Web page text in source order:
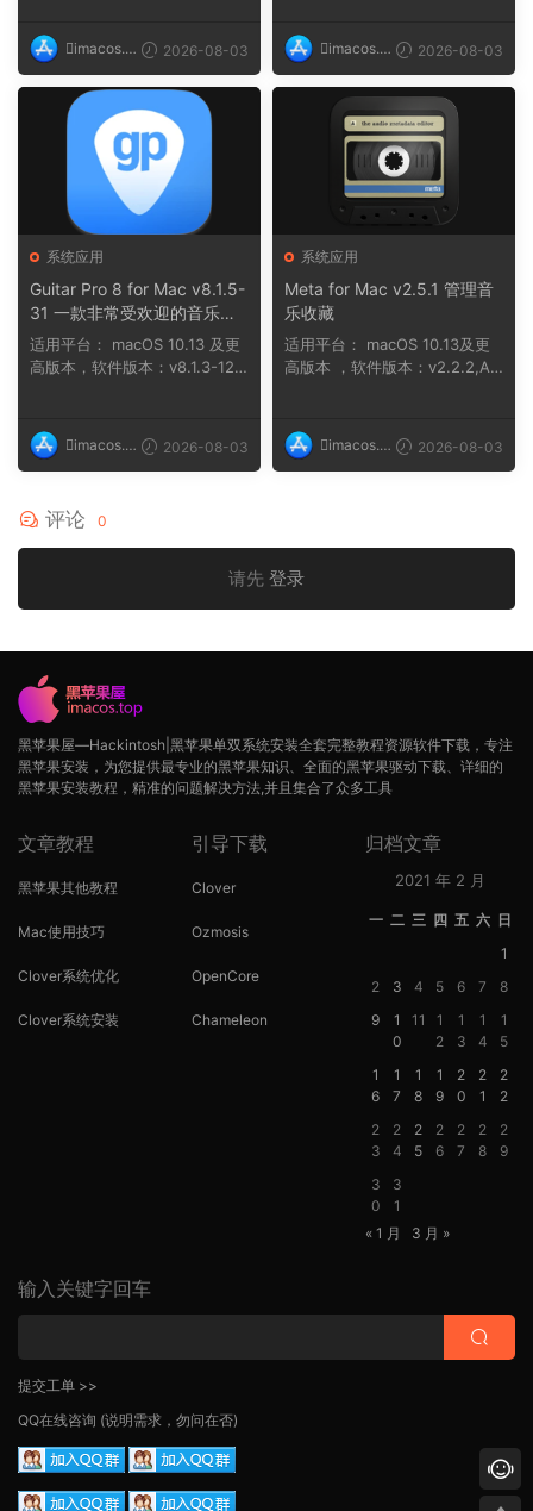
imacos.t
op
2026-08-03
imacos.t
op
2026-08-03
系统应用
Guitar Pro 8 for Mac v8.1.5-
31 一款非常受欢迎的音乐制
作软件
适用平台： macOS 10.13 及更
高版本，软件版本：v8.1.3-121
imacos.t
op
2026-08-03
系统应用
Meta for Mac v2.5.1 管理音
乐收藏
适用平台： macOS 10.13及更
高版本 ，软件版本：v2.2.2,AR
imacos.t
op
2026-08-03
评论 0
请先 登录
黑苹果屋—Hackintosh|黑苹果单双系统安装全套完整教程资源软件下载，专注
黑苹果安装，为您提供最专业的黑苹果知识、全面的黑苹果驱动下载、详细的
黑苹果安装教程，精准的问题解决方法,并且集合了众多工具
文章教程
黑苹果其他教程
Mac使用技巧
Clover系统优化
Clover系统安装
引导下载
Clover
Ozmosis
OpenCore
Chameleon
归档文章
2021 年 2 月
一 二 三 四 五 六 日
1
2
3 4 5 6 7
8
9
1
0
11
1
2
1
3
1
4
1
5
1
6
1
7
1
8
1
9
2
0
2
1
2
2
2
3
2
4
2
5
2
6
2
7
2
8
2
9
3
0
3
1
« 1 月
3 月 »
输入关键字回车
提交工单 >>
QQ在线咨询 (说明需求，勿问在否)